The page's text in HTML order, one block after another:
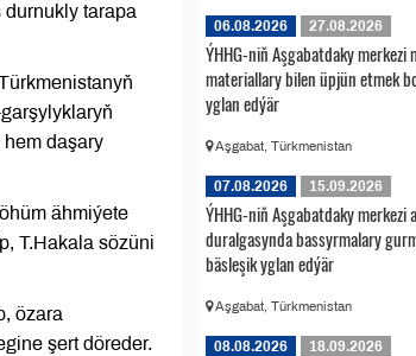
tarapa
daşary
ähmiýete
T.Hakala sözüni
özara
şert döreder.
06.08.2026 27.08.2026
ÝHHG-niň Aşgabatdaky merkezi
materiallary bilen üpjün etmek
yglan edýär
Aşgabat, Türkmenistan
07.08.2026 15.09.2026
ÝHHG-niň Aşgabatdaky merkezi
duralgasynda bassyrmalary
bäsleşik yglan edýär
Aşgabat, Türkmenistan
08.08.2026 18.09.2026